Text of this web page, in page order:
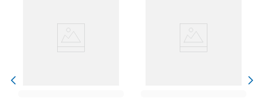
ingredientes.